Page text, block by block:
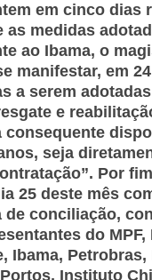
em cinco dias
as medidas
ao Ibama, o
manifestar, em
a serem
e
consequente
seja
Por
25 deste mês
de conciliação,
do
Ibama, Petrobras,
Instituto